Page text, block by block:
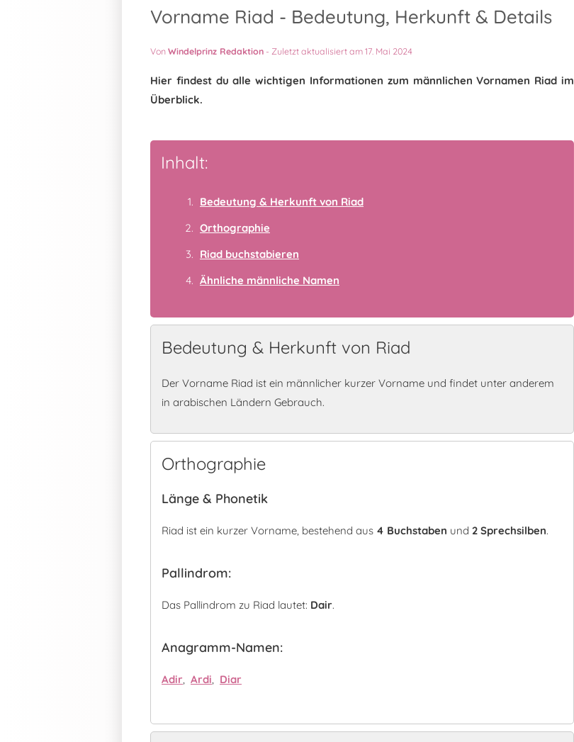
Vorname Riad - Bedeutung, Herkunft & Details
VonWindelprinz Redaktion - Zuletzt aktualisiert am 17. Mai 2024
Hier findest du alle wichtigen Informationen zum männlichen Vornamen Riad im
Überblick.
Inhalt:
Bedeutung & Herkunft von Riad
Orthographie
Riad buchstabieren
Ähnliche männliche Namen
Bedeutung & Herkunft von Riad
Der Vorname Riad ist ein männlicher kurzer Vorname und findet unter anderem
in arabischen Ländern Gebrauch.
Orthographie
Länge & Phonetik
Riad ist ein kurzer Vorname, bestehend aus 4 Buchstaben und 2 Sprechsilben.
Pallindrom:
Das Pallindrom zu Riad lautet: Dair.
Anagramm-Namen:
Adir, Ardi, Diar